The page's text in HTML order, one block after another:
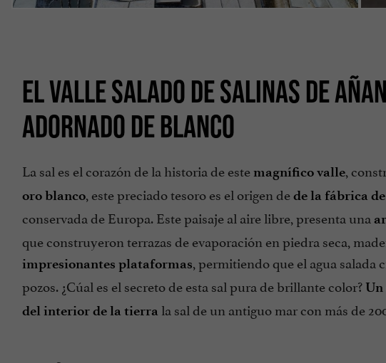
EL VALLE SALADO DE SALINAS DE
ADORNADO DE BLANCO
La sal es el corazón de la historia de este magnífico valle,
oro blanco, este preciado tesoro es el origen dede la fábrica
conservada de Europa. Este paisaje al aire libre, presenta una
que construyeron terrazas de evaporación en piedra seca,
impresionantes plataformas, permitiendo que el agua salada
pozos. ¿Cúal es el secreto de esta sal pura de brillante color?
del interior de la tierra la sal de un antiguo mar con más de